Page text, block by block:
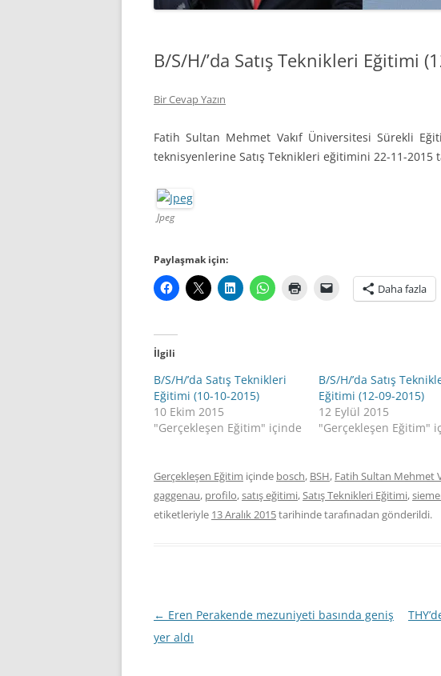
B/S/H/’da Satış Teknikleri Eğitimi
Bir Cevap Yazın
Fatih Sultan Mehmet Vakıf Üniversitesi Sürekli
teknisyenlerine Satış Teknikleri eğitimini 22-11-
Jpeg
Paylaşmak için:
Daha fazla
İlgili
B/S/H/’da Satış Teknikleri
Eğitimi (10-10-2015)
10 Ekim 2015
"Gerçekleşen Eğitim" içinde
B/S/H/’da Satış
Eğitimi (12-09-2015)
12 Eylül 2015
"Gerçekleşen Eğitim"
Gerçekleşen Eğitim içinde bosch, BSH, Fatih Sultan Mehmet
gaggenau, profilo,satış eğitimi,Satış Teknikleri Eğitimi,
etiketleriyle 13 Aralık 2015tarihindetarafınadan gönderildi.
Yazı
dolaşımı
← Eren Perakende mezuniyeti basında geniş
yer aldı